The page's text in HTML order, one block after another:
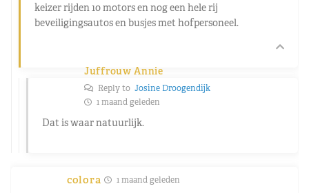
keizer rijden 10 motors en nog een hele rij
beveiligingsautos en busjes met hofpersoneel.
Juffrouw Annie
Reply to Josine Droogendijk
1 maand geleden
Dat is waar natuurlijk.
colora 1 maand geleden